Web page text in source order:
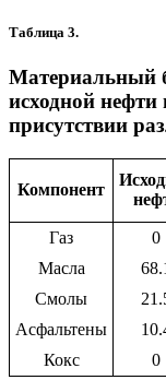
Таблица 3.
Материальный
исходной нефти
присутствии
Компонент
Газ
0
Масла
Смолы
Асфальтены
Кокс
0